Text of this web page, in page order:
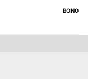
Bono